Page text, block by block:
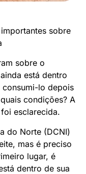
sobre
sobre o
está dentro
consumi-lo depois
condições? A
esclarecida.
do Norte (DCNI)
mas é preciso
lugar, é
dentro de sua